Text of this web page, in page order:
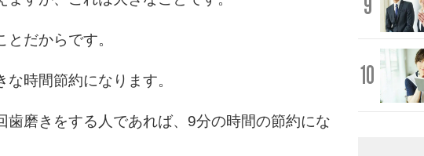
だからです。
時間節約になります。
歯磨きをする人であれば、9分の時間の節約にな
10